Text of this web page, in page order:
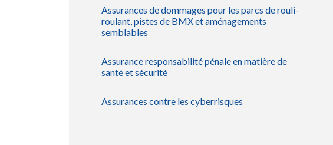
Assurances de dommages pour les parcs de rouli-
roulant, pistes de BMX et aménagements
semblables
Assurance responsabilité pénale en matière de
santé et sécurité
Assurances contre les cyberrisques